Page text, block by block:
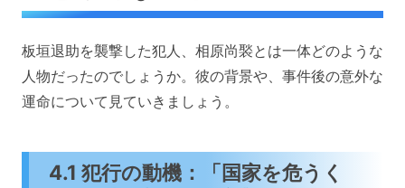
板垣退助を襲撃した犯人、相原尚褧とは一体どのような
人物だったのでしょうか。彼の背景や、事件後の意外な
運命について見ていきましょう。
4.1 犯行の動機：「国家を危うく